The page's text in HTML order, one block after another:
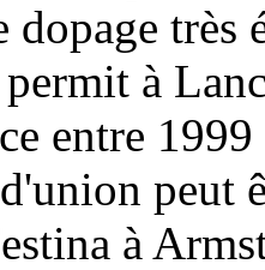
dopage très
à
entre
peut
à